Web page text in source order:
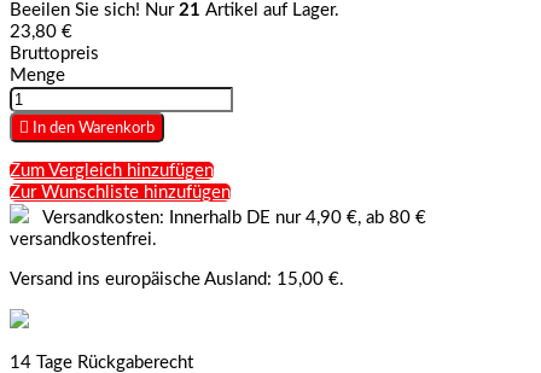
Beeilen Sie sich! Nur 21 Artikel auf Lager.
23,80 €
Bruttopreis
Menge
 In den Warenkorb
Zum Vergleich hinzufügen
Zur Wunschliste hinzufügen
Versandkosten: Innerhalb DE nur 4,90 €, ab 80 €
versandkostenfrei.
Versand ins europäische Ausland: 15,00 €.
14 Tage Rückgaberecht